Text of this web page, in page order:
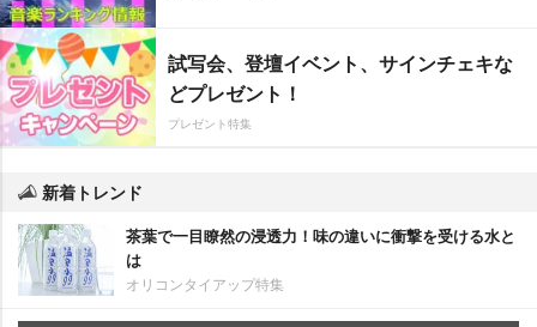
試写会、登壇イベント、サインチェキな
どプレゼント！
プレゼント特集
新着トレンド
茶葉で一目瞭然の浸透力！味の違いに衝撃を受ける水と
は
オリコンタイアップ特集